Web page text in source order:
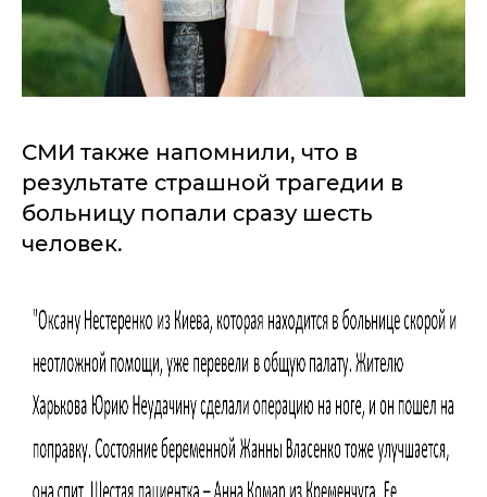
СМИ также напомнили, что в
результате страшной трагедии в
больницу попали сразу шесть
человек.